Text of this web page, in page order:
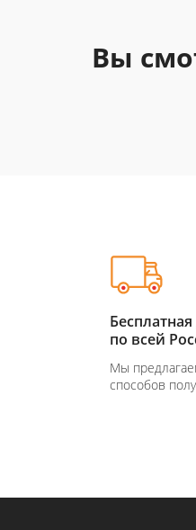
Вы
по всей
Мы
способов